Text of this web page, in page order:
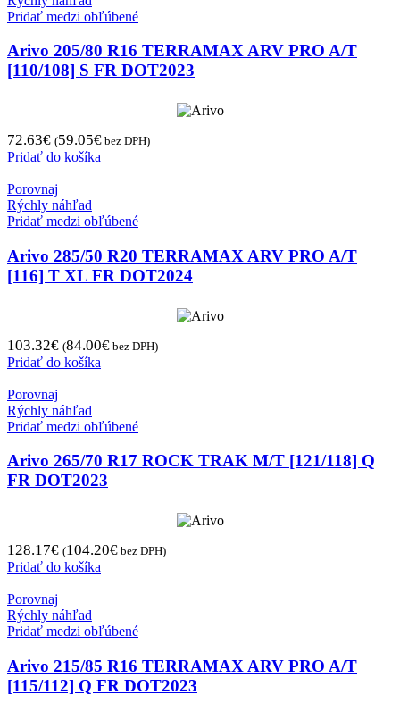
Pridať medzi obľúbené
Arivo 205/80 R16 TERRAMAX ARV PRO A/T
[110/108] S FR DOT2023
72.63€ (59.05€ bez DPH)
Pridať do košíka
Porovnaj
Rýchly náhľad
Pridať medzi obľúbené
Arivo 285/50 R20 TERRAMAX ARV PRO A/T
[116] T XL FR DOT2024
103.32€ (84.00€ bez DPH)
Pridať do košíka
Porovnaj
Rýchly náhľad
Pridať medzi obľúbené
Arivo 265/70 R17 ROCK TRAK M/T [121/118] Q
FR DOT2023
128.17€ (104.20€ bez DPH)
Pridať do košíka
Porovnaj
Rýchly náhľad
Pridať medzi obľúbené
Arivo 215/85 R16 TERRAMAX ARV PRO A/T
[115/112] Q FR DOT2023